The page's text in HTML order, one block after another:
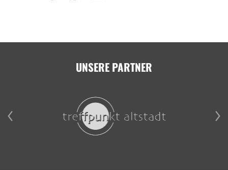
UNSERE PARTNER